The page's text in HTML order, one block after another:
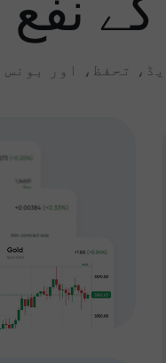
نفع
تحفظ، اور بونس